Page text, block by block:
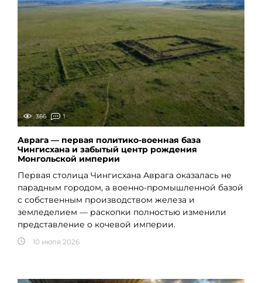
366 1
Аврага — первая политико-военная база
Чингисхана и забытый центр рождения
Монгольской империи
Первая столица Чингисхана Аврага оказалась не
парадным городом, а военно-промышленной базой
с собственным производством железа и
земледелием — раскопки полностью изменили
представление о кочевой империи.
10 июля 2026